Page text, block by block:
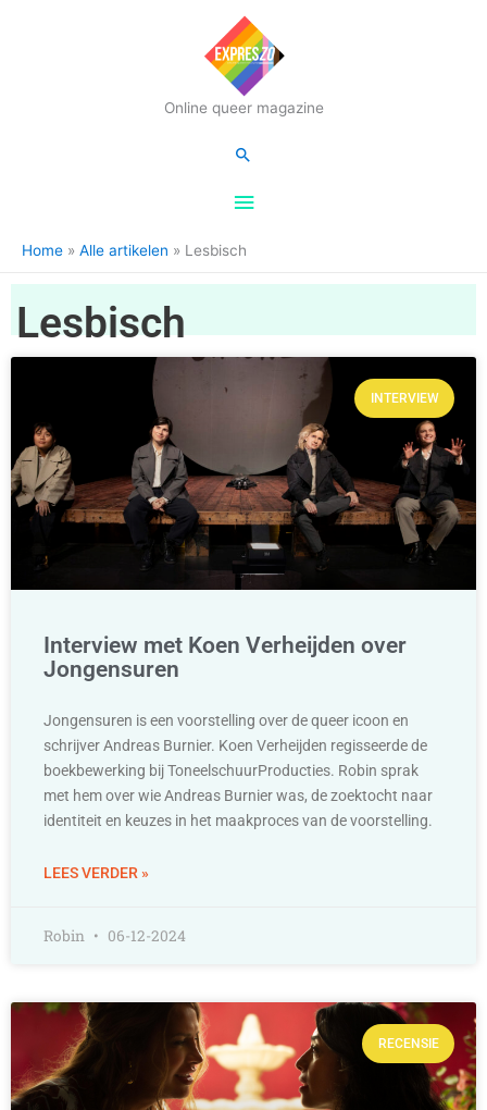
Online queer magazine
Hoofdmenu
Zoeken
Home Alle artikelen Lesbisch
Lesbisch
INTERVIEW
Interview met Koen Verheijden over
Jongensuren
Jongensuren is een voorstelling over de queer icoon en
schrijver Andreas Burnier. Koen Verheijden regisseerde de
boekbewerking bij ToneelschuurProducties. Robin sprak
met hem over wie Andreas Burnier was, de zoektocht naar
identiteit en keuzes in het maakproces van de voorstelling.
LEES VERDER »
Robin 06-12-2024
RECENSIE
Pagina
Pagina